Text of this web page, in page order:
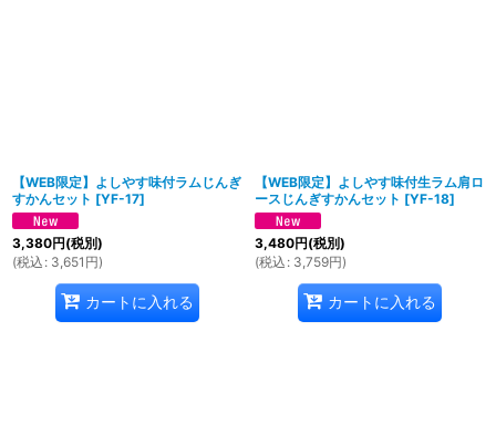
【WEB限定】よしやす味付ラムじんぎ
すかんセット [YF-17]
3,380円(税別)
(税込 : 3,651 円)
カートに入れる
【WEB限定】よしやす味付生ラム肩ロ
ースじんぎすかんセット [YF-18]
3,480円(税別)
(税込 : 3,759円)
カートに入れる